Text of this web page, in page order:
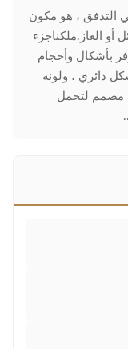
التدفق ، هو مكون
الغاز.ملكناجزء
بأشكال وأحجام
دائري ، ولونه
مصمم لتحمل